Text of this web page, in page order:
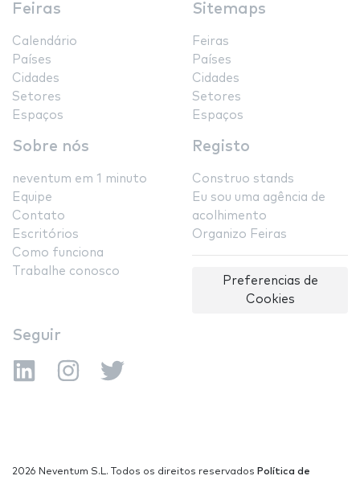
Feiras
Calendário
Países
Cidades
Setores
Espaços
Sitemaps
Feiras
Países
Cidades
Setores
Espaços
Sobre nós
neventum em 1 minuto
Equipe
Contato
Escritórios
Como funciona
Trabalhe conosco
Registo
Construo stands
Eu sou uma agência de
acolhimento
Organizo Feiras
Preferencias de
Cookies
Seguir
2026 Neventum S.L. Todos os direitos reservados Política de